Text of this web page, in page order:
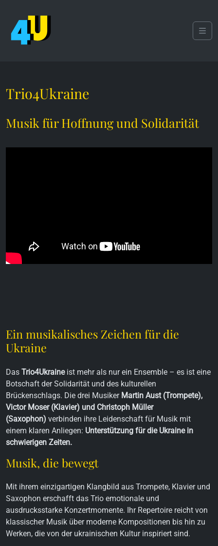
Trio4Ukraine
Musik für Hoffnung und Solidarität
Ein musikalisches Zeichen für die
Ukraine
Das Trio4Ukraineist mehr als nur ein Ensemble – es ist eine
Botschaft der Solidarität und des kulturellen
Brückenschlags. Die drei Musiker Martin Aust (Trompete),
Victor Moser (Klavier) und Christoph Müller
(Saxophon) verbinden ihre Leidenschaft für Musik mit
einem klaren Anliegen: Unterstützung für die Ukraine in
schwierigen Zeiten.
Musik, die bewegt
Mit ihrem einzigartigen Klangbild aus Trompete, Klavier und
Saxophon erschafft das Trio emotionale und
ausdrucksstarke Konzertmomente. Ihr Repertoire reicht von
klassischer Musik über moderne Kompositionen bis hin zu
Werken, die von der ukrainischen Kultur inspiriert sind.